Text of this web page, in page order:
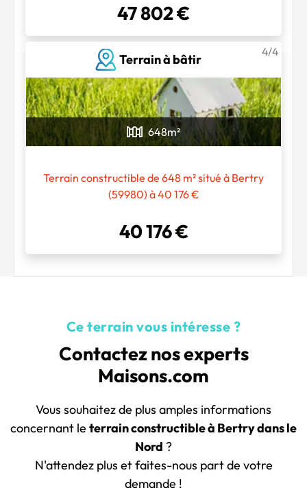
47 802 €
Terrain à bâtir
4/4
648m²
Terrain constructible de 648 m² situé à Bertry
(59980) à 40 176 €
40 176 €
Ce terrain vous intéresse ?
Contactez nos experts
Maisons.com
Vous souhaitez de plus amples informations
concernant le terrain constructible à Bertry dans le
Nord ?
N'attendez plus et faites-nous part de votre
demande !